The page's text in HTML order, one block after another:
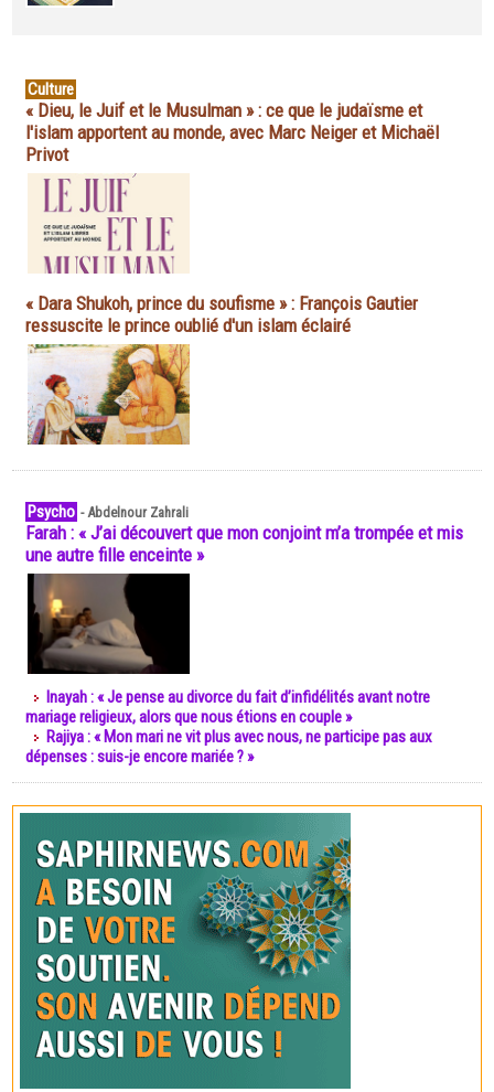
Culture
« Dieu, le Juif et le Musulman » : ce que le judaïsme et
l'islam apportent au monde, avec Marc Neiger et Michaël
Privot
« Dara Shukoh, prince du soufisme » : François Gautier
ressuscite le prince oublié d'un islam éclairé
Psycho -Abdelnour Zahrali
Farah : « J’ai découvert que mon conjoint m’a trompée et mis
une autre fille enceinte »
Inayah : « Je pense au divorce du fait d’infidélités avant notre
mariage religieux, alors que nous étions en couple »
Rajiya : « Mon mari ne vit plus avec nous, ne participe pas aux
dépenses : suis-je encore mariée ? »